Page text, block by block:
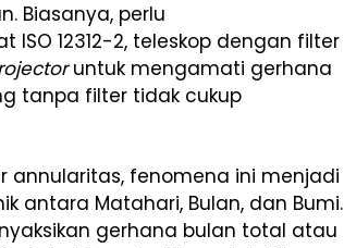
Biasanya, perlu
12312-2, teleskop dengan filter
untuk mengamati gerhana
tanpa filter tidak cukup
annularitas, fenomena ini menjadi
antara Matahari, Bulan, dan Bumi.
gerhana bulan total atau